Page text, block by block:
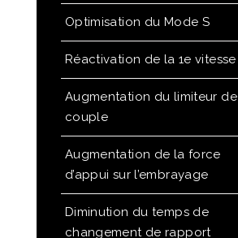
Optimisation du Mode S
Réactivation de la 1e vitesse
Augmentation du limiteur de
couple
Augmentation de la force
d’appui sur l’embrayage
Diminution du temps de
changement de rapport